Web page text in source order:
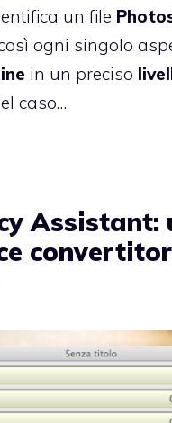
un file
ogni singolo
in un preciso
caso…
Assistant: